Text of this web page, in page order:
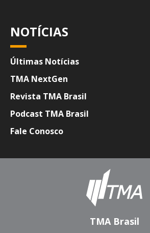
NOTÍCIAS
Últimas Notícias
TMA NextGen
Revista TMA Brasil
Podcast TMA Brasil
Fale Conosco
TMA Brasil